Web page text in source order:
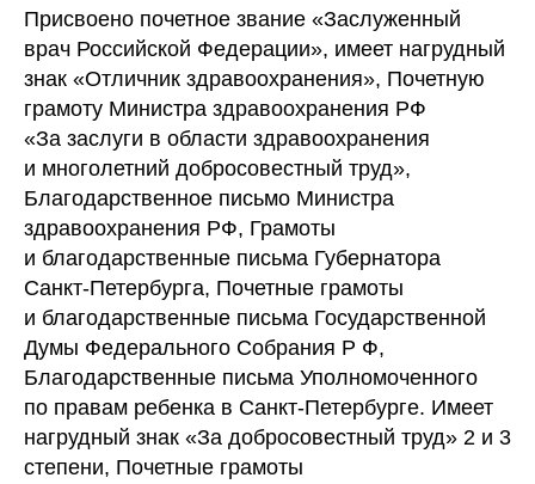
Присвоено почетное звание «Заслуженный
врач Российской Федерации», имеет нагрудный
знак «Отличник здравоохранения», Почетную
грамоту Министра здравоохранения РФ
«За заслуги в области здравоохранения
и многолетний добросовестный труд»,
Благодарственное письмо Министра
здравоохранения РФ, Грамоты
и благодарственные письма Губернатора
Санкт-Петербурга, Почетные грамоты
и благодарственные письма Государственной
Думы Федерального Собрания Р Ф,
Благодарственные письма Уполномоченного
по правам ребенка в Санкт-Петербурге. Имеет
нагрудный знак «За добросовестный труд» 2 и 3
степени, Почетные грамоты